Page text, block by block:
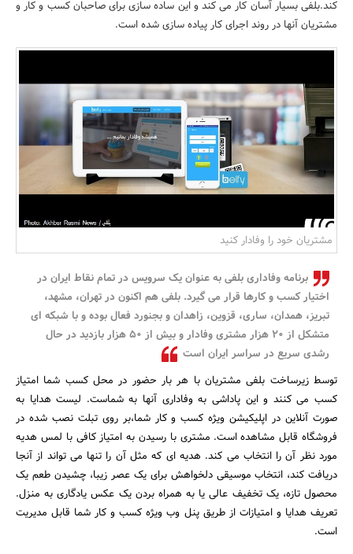
کند.بلفی بسیار آسان کار می کند و این ساده سازی برای صاحبان کسب و کار و
مشتریان آنها در روند اجرای کار پیاده سازی شده است.
مشتریان خود را وفادار کنید
برنامه وفاداری بلفی به عنوان یک سرویس در تمام نقاط ایران در
اختیار کسب و کارها قرار می گیرد. بلفی هم اکنون در تهران، مشهد،
تبریز، همدان، ساری، قزوین، زاهدان و بجنورد فعال بوده و با شبکه ای
متشکل از 20 هزار مشتری وفادار و بیش از 50 هزار بازدید در حال
رشدی سریع در سراسر ایران است
توسط زیرساخت بلفی مشتریان با هر بار حضور در محل کسب شما امتیاز
کسب می کنند و این پاداشی به وفاداری آنها به شماست. لیست هدایا به
صورت آنلاین در اپلیکیشن ویژه کسب و کار شما،بر روی تبلت نصب شده در
فروشگاه قابل مشاهده است. مشتری با رسیدن به امتیاز کافی با لمس هدیه
مورد نظر آن را انتخاب می کند. هدیه ای که مثل آن را تنها می تواند از آنجا
دریافت کند، انتخاب موسیقی دلخواهش برای یک عصر زیبا، چشیدن طعم یک
محصول تازه، یک تخفیف عالی یا به همراه بردن یک عکس یادگاری به منزل.
تعریف هدایا و امتیازات از طریق پنل وب ویژه کسب و کار شما قابل مدیریت
است.